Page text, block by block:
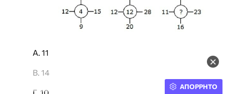
×
Α. 11
Β. 14
ΑΠΟΡΡΗΤΟ